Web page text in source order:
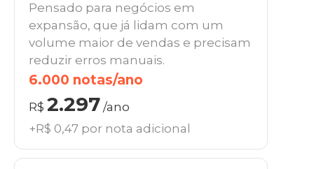
Pensado para negócios em
expansão, que já lidam com um
volume maior de vendas e precisam
reduzir erros manuais.
6.000 notas/ano
R$ 2.297 /ano
+R$ 0,47 por nota adicional